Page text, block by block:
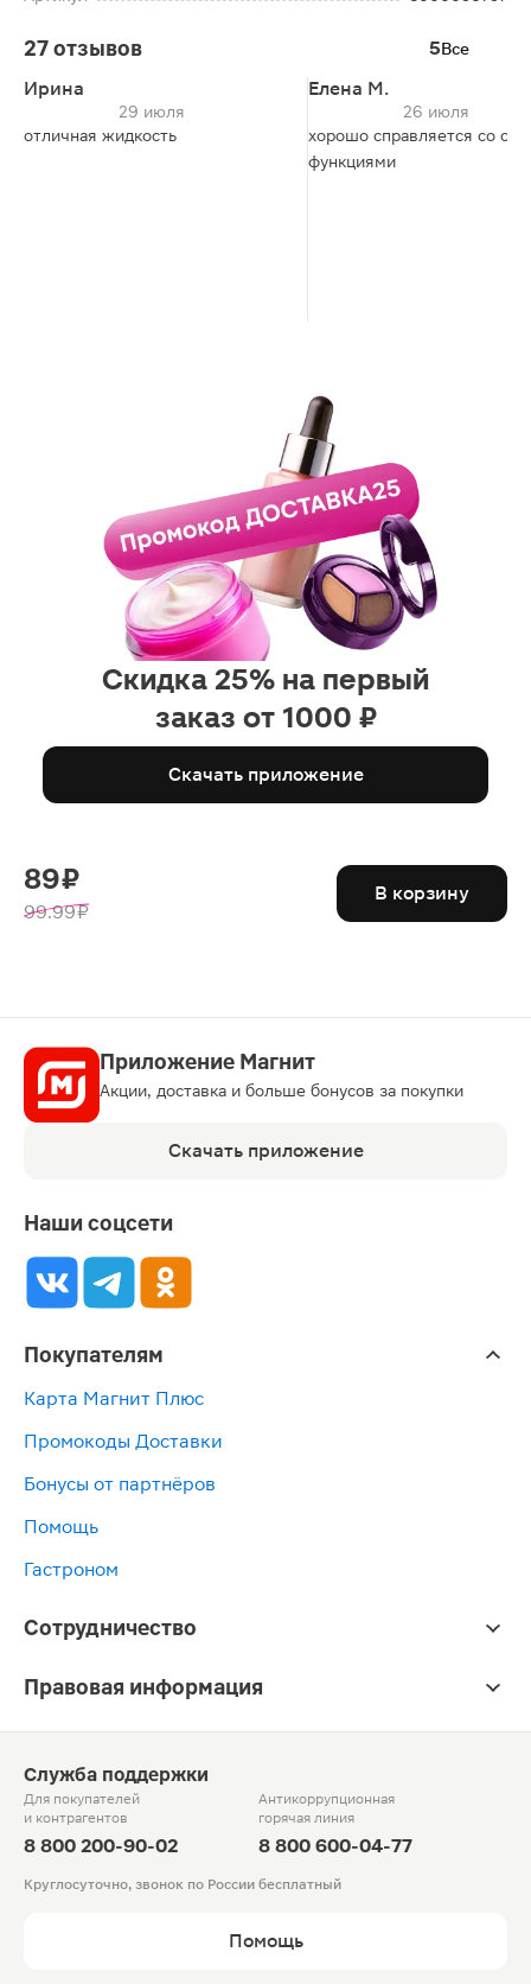
27 отзывов 5Все
Ирина
29 июля
отличная жидкость
Елена М.
26 июля
хорошо справляется со
функциями
Скидка 25% на первый
заказ от 1000 ₽
Скачать приложение
89 ₽
99.99 ₽
В корзину
Приложение Магнит
Акции, доставка и больше бонусов за покупки
Скачать приложение
Наши соцсети
Покупателям
Карта Магнит Плюс
Промокоды Доставки
Бонусы от партнёров
Помощь
Гастроном
Сотрудничество
Правовая информация
Служба поддержки
Для покупателей
и контрагентов
8 800 200-90-02
Антикоррупционная
горячая линия
8 800 600-04-77
Круглосуточно, звонок по России бесплатный
Помощь